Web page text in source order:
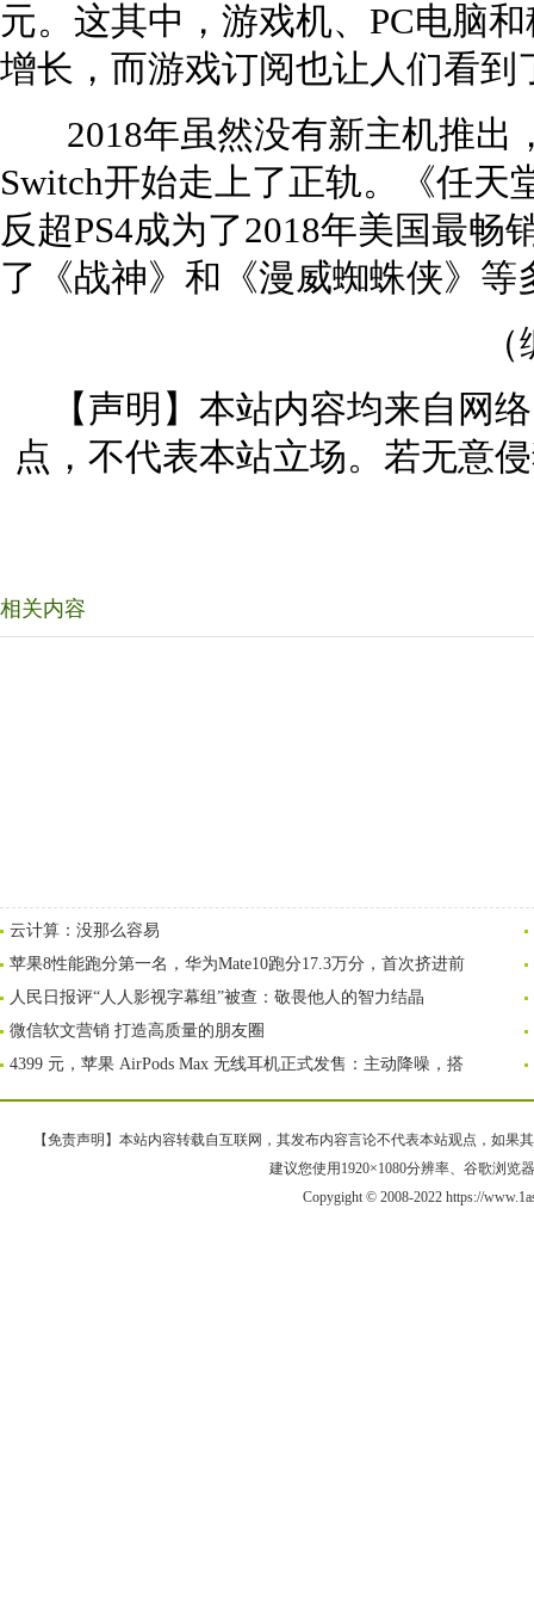
元。这其中，游戏机、PC电脑
增长，而游戏订阅也让人们看到
2018年虽然没有新主机推出
Switch开始走上了正轨。《任天
反超PS4成为了2018年美国最畅
了《战神》和《漫威蜘蛛侠》等
【声明】本站内容均来自网
点，不代表本站立场。若无意
相关内容
云计算：没那么容易
苹果8性能跑分第一名，华为Mate10跑分17.3万分，首次挤进前
人民日报评“人人影视字幕组”被查：敬畏他人的智力结晶
微信软文营销 打造高质量的朋友圈
4399 元，苹果 AirPods Max 无线耳机正式发售：主动降噪，搭
【免责声明】本站内容转载自互联网，其发布内容言论不代表本站观点，如果
建议您使用1920×1080分辨率、谷歌浏览
Copygight © 2008-2022 https://